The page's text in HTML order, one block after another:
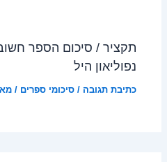
תקציר / סיכום הספר
נפוליאון היל
כתיבת תגובה /סיכומי ספרים /